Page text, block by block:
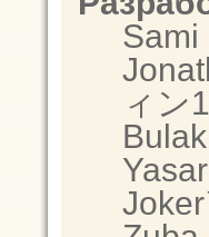
Sami
ィン